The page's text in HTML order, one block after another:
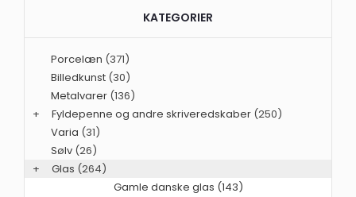
KATEGORIER
Porcelæn (371)
Billedkunst (30)
Metalvarer (136)
+
Fyldepenne og andre skriveredskaber (250)
Varia (31)
Sølv (26)
+
Glas (264)
Gamle danske glas (143)